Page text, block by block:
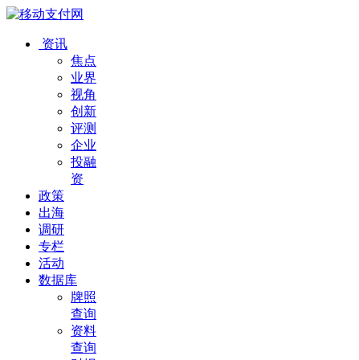
资讯
焦点
业界
视角
创新
评测
企业
投融
资
政策
出海
调研
专栏
活动
数据库
牌照
查询
资料
查询